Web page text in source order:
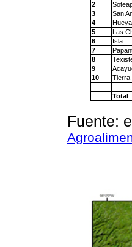
2
3
San
4
5
Las
6
Isla
7
8
9
10
Tierra
Total
Fuente: